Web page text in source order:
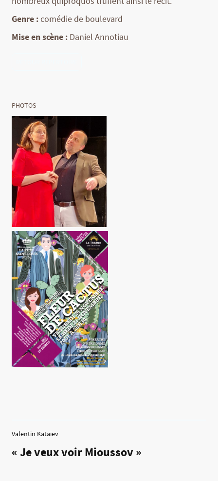
Genre :comédie de boulevard
Mise en scène : Daniel Annotiau
PHOTOS
Valentin Kataïev
« Je veux voir Mioussov »